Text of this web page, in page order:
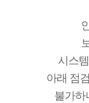
시스
아래 점
불가하